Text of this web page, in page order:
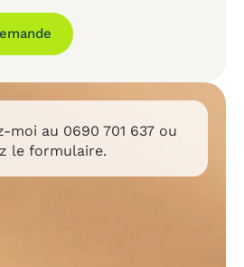
moi au 0690 701 637 ou
le formulaire.